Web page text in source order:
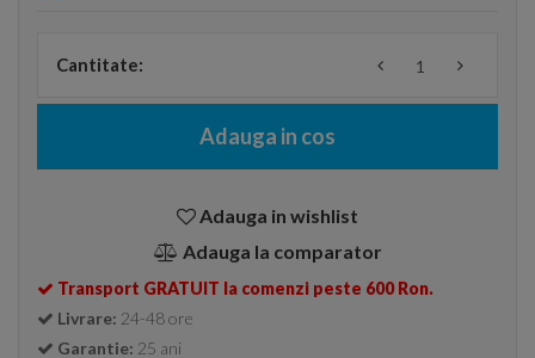
Cantitate:
Adauga in cos
Adauga in wishlist
Adauga la comparator
Transport GRATUIT la comenzi peste 600 Ron.
Livrare: 24-48 ore
Garantie: 25 ani